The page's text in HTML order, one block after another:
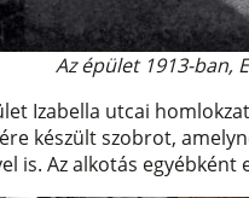
Az épület 1913-ban,
Izabella utcai
készült szobrot,
is. Az alkotás